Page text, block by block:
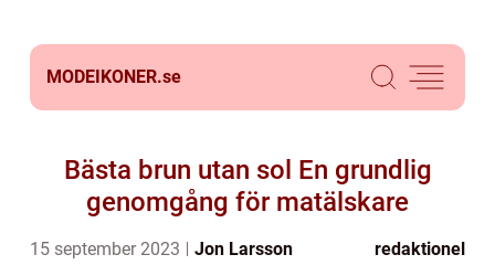
MODEIKONER.se
Bästa brun utan sol En grundlig
genomgång för matälskare
15 september 2023 Jon Larsson redaktionel